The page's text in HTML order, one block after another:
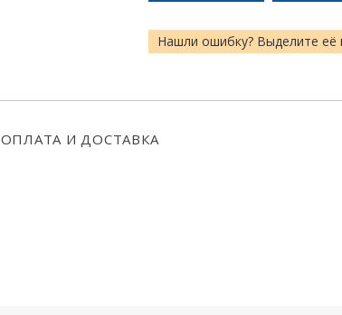
Нашли ошибку? Выделите её
ОПЛАТА И ДОСТАВКА